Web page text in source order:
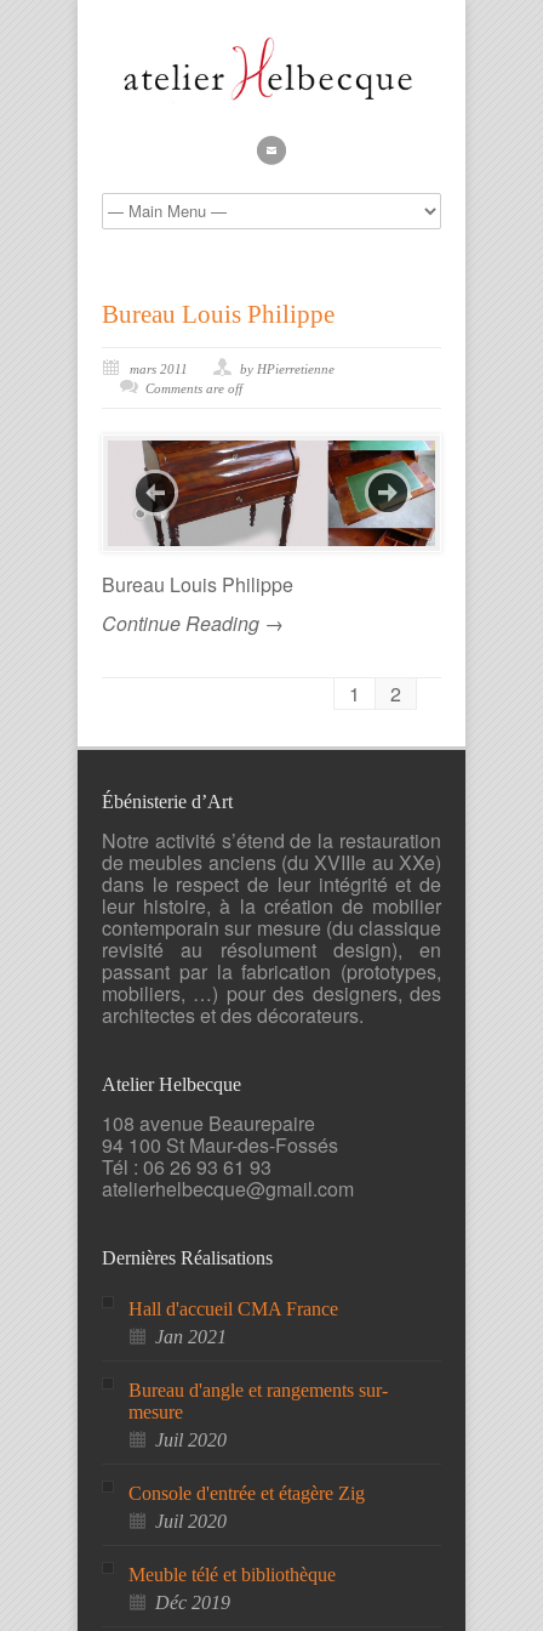
Bureau Louis Philippe
mars 2011
by HPierretienne
Comments are off
Bureau Louis Philippe
Continue Reading →
1 2
Ébénisterie d’Art
Notre activité s’étend de la restauration
de meubles anciens (du XVIIIe au XXe)
dans le respect de leur intégrité et de
leur histoire, à la création de mobilier
contemporain sur mesure (du classique
revisité au résolument design), en
passant par la fabrication (prototypes,
mobiliers, …) pour des designers, des
architectes et des décorateurs.
Atelier Helbecque
108 avenue Beaurepaire
94 100 St Maur-des-Fossés
Tél : 06 26 93 61 93
atelierhelbecque@gmail.com
Dernières Réalisations
Hall d'accueil CMA France
Jan 2021
Bureau d'angle et rangements sur-
mesure
Juil 2020
Console d'entrée et étagère Zig
Juil 2020
Meuble télé et bibliothèque
Déc 2019